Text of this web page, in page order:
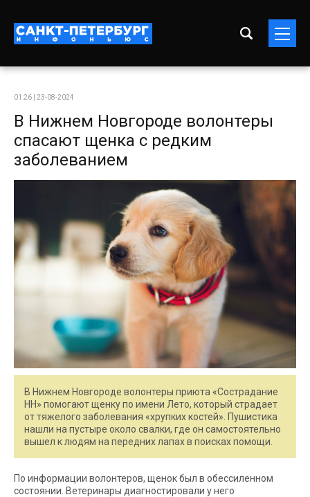
01:26 | 23-08-2024
В Нижнем Новгороде волонтеры
спасают щенка с редким
заболеванием
В Нижнем Новгороде волонтеры приюта «Сострадание
НН» помогают щенку по имени Лето, который страдает
от тяжелого заболевания «хрупких костей». Пушистика
нашли на пустыре около свалки, где он самостоятельно
вышел к людям на передних лапах в поисках помощи.
По информации волонтеров, щенок был в обессиленном
состоянии. Ветеринары диагностировали у него